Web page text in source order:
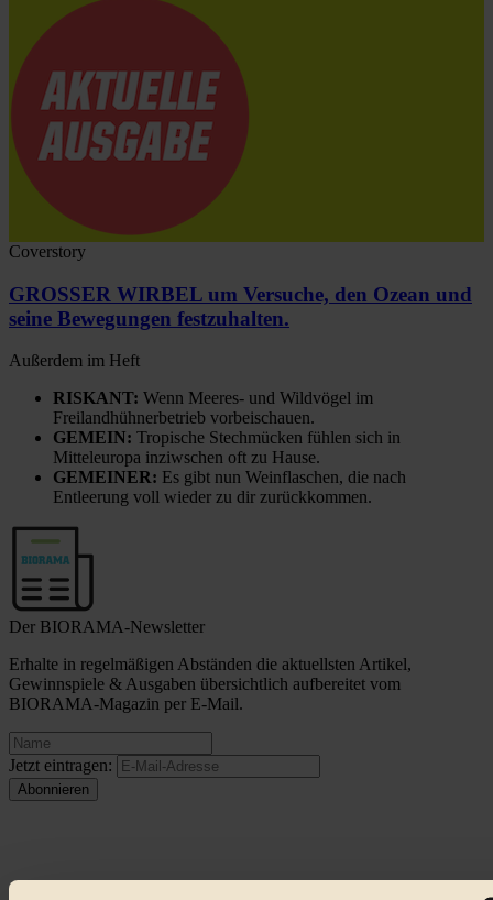
Coverstory
GROSSER WIRBEL um Versuche, den Ozean und
seine Bewegungen festzuhalten.
Außerdem im Heft
RISKANT: Wenn Meeres- und Wildvögel im
Freilandhühnerbetrieb vorbeischauen.
GEMEIN: Tropische Stechmücken fühlen sich in
Mitteleuropa inziwschen oft zu Hause.
GEMEINER: Es gibt nun Weinflaschen, die nach
Entleerung voll wieder zu dir zurückkommen.
Der BIORAMA-Newsletter
Erhalte in regelmäßigen Abständen die aktuellsten Artikel,
Gewinnspiele & Ausgaben übersichtlich aufbereitet vom
BIORAMA-Magazin per E-Mail.
Jetzt eintragen: